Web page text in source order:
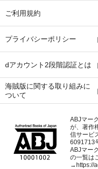
ご利用規約
プライバシーポリシー
dアカウント2段階認証とは
海賊版に関する取り組みに
ついて
ABJマー
が、著作
信サービ
6091713
ABJマー
の一覧は
→https://